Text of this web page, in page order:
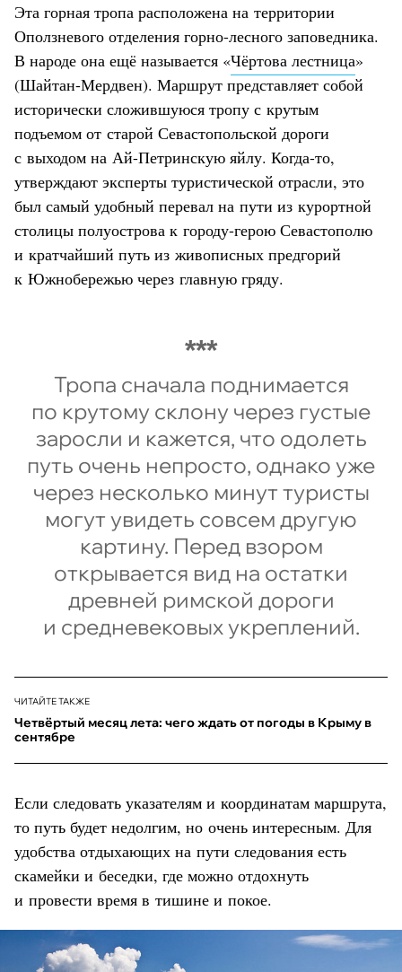
Эта горная тропа расположена на территории
Оползневого отделения горно-лесного заповедника.
В народе она ещё называется «Чёртова лестница»
(Шайтан-Мердвен). Маршрут представляет собой
исторически сложившуюся тропу с крутым
подъемом от старой Севастопольской дороги
с выходом на Ай-Петринскую яйлу. Когда-то,
утверждают эксперты туристической отрасли, это
был самый удобный перевал на пути из курортной
столицы полуострова к городу-герою Севастополю
и кратчайший путь из живописных предгорий
к Южнобережью через главную гряду.
Тропа сначала поднимается
по крутому склону через густые
заросли и кажется, что одолеть
путь очень непросто, однако уже
через несколько минут туристы
могут увидеть совсем другую
картину. Перед взором
открывается вид на остатки
древней римской дороги
и средневековых укреплений.
ЧИТАЙТЕ ТАКЖЕ
Четвёртый месяц лета: чего ждать от погоды в Крыму в
сентябре
Если следовать указателям и координатам маршрута,
то путь будет недолгим, но очень интересным. Для
удобства отдыхающих на пути следования есть
скамейки и беседки, где можно отдохнуть
и провести время в тишине и покое.